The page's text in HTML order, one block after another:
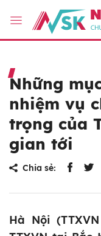
Những
nhiệm vụ
trọng của
gian tới
Chia sẻ:
Hà Nội